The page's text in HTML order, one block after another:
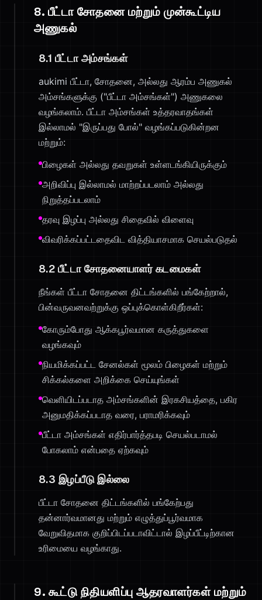
8. பீட்டா சோதனை மற்றும் முன்கூட்டிய
அணுகல்
8.1 பீட்டா அம்சங்கள்
aukimi பீட்டா, சோதனை, அல்லது ஆரம்ப அணுகல்
அம்சங்களுக்கு ("பீட்டா அம்சங்கள்") அணுகலை
வழங்கலாம். பீட்டா அம்சங்கள் உத்தரவாதங்கள்
இல்லாமல் "இருப்பது போல்" வழங்கப்படுகின்றன
மற்றும்:
பிழைகள் அல்லது தவறுகள் உள்ளடங்கியிருக்கும்
அறிவிப்பு இல்லாமல் மாற்றப்படலாம் அல்லது
நிறுத்தப்படலாம்
தரவு இழப்பு அல்லது சிதைவில் விளைவு
விவரிக்கப்பட்டதைவிட வித்தியாசமாக செயல்படுதல்
8.2 பீட்டா சோதனையாளர் கடமைகள்
நீங்கள் பீட்டா சோதனை திட்டங்களில் பங்கேற்றால்,
பின்வருவனவற்றுக்கு ஒப்புக்கொள்கிறீர்கள்:
கோரும்போது ஆக்கபூர்வமான கருத்துகளை
வழங்கவும்
நியமிக்கப்பட்ட சேனல்கள் மூலம் பிழைகள் மற்றும்
சிக்கல்களை அறிக்கை செய்யுங்கள்
வெளியிடப்படாத அம்சங்களின் இரகசியத்தை, பகிர
அனுமதிக்கப்படாத வரை, பராமரிக்கவும்
பீட்டா அம்சங்கள் எதிர்பார்த்தபடி செயல்படாமல்
போகலாம் என்பதை ஏற்கவும்
8.3 இழப்பீடு இல்லை
பீட்டா சோதனை திட்டங்களில் பங்கேற்பது
தன்னார்வமானது மற்றும் எழுத்துப்பூர்வமாக
வேறுவிதமாக குறிப்பிடப்படாவிட்டால் இழப்பீட்டிற்கான
உரிமையை வழங்காது.
9. கூட்டு நிதியளிப்பு ஆதரவாளர்கள் மற்றும்